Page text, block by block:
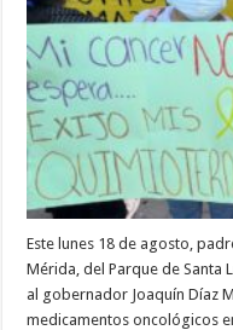
Este lunes 18 de agosto,
Mérida, del Parque de Santa
al gobernador Joaquín Díaz
medicamentos oncológicos